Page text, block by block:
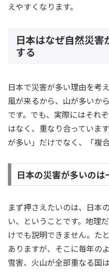
えやすくなります。
日本はなぜ自然災
する
日本で災害が多い理由を考
風が来るから、山が多いか
です。でも、実際にはそれ
はなく、重なり合っていま
が多い」だけでなく、「複
日本の災害が多いの
まず押さえたいのは、日本
い、ということです。地理
けでも説明できません。た
ありますが、そこに毎年の
雪害、火山が全部重なる国